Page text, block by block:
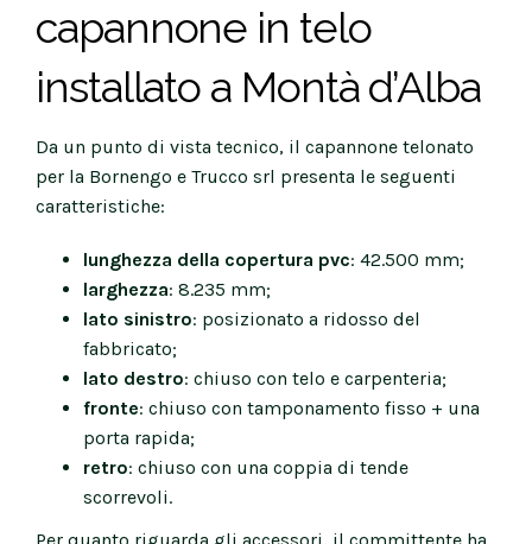
capannone in telo
installato a Montà d’Alba
Da un punto di vista tecnico, il capannone telonato
per la Bornengo e Trucco srl presenta le seguenti
caratteristiche:
lunghezza della copertura pvc: 42.500 mm;
larghezza: 8.235 mm;
lato sinistro: posizionato a ridosso del
fabbricato;
lato destro: chiuso con telo e carpenteria;
fronte: chiuso con tamponamento fisso + una
porta rapida;
retro: chiuso con una coppia di tende
scorrevoli.